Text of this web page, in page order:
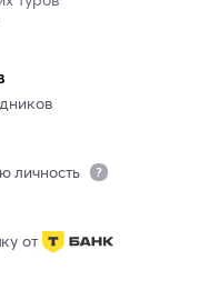
личность
от